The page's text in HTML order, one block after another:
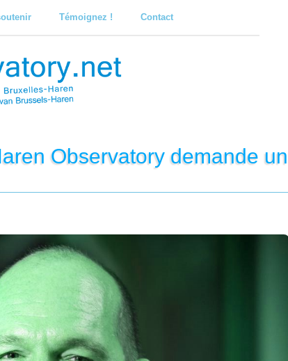
Témoignez ! Contact
Observatory demande